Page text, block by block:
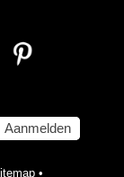
Aanmelden
•